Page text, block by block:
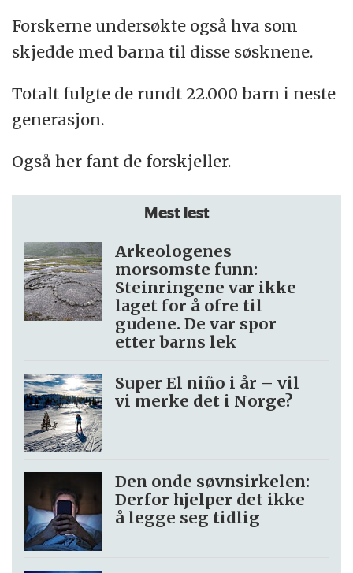
Forskerne undersøkte også hva som
skjedde med barna til disse søsknene.
Totalt fulgte de rundt 22.000 barn i neste
generasjon.
Også her fant de forskjeller.
Mest lest
Arkeologenes
morsomste funn:
Steinringene var ikke
laget for å ofre til
gudene. De var spor
etter barns lek
Super El niño i år – vil
vi merke det i Norge?
Den onde søvnsirkelen:
Derfor hjelper det ikke
å legge seg tidlig